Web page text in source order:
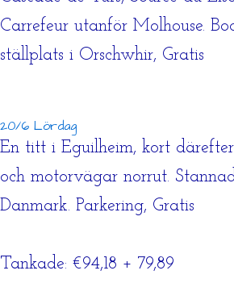
Carrefeur utanför Molhouse.
ställplats i Orschwhir, Gratis
20/6 Lördag
En titt i Eguilheim, kort
och motorvägar norrut.
Danmark. Parkering, Gratis
Tankade: €94,18 + 79,89